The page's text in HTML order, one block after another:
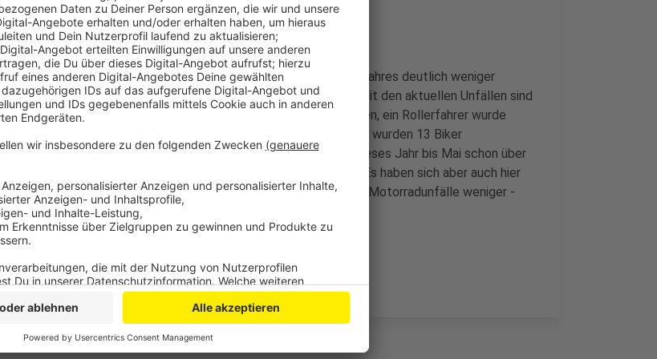
Anzeige
Vor allem im Oberbergischen sind in den ersten Monaten dieses Jahres deutlich weniger
Motorradunfälle passiert als im gleichen Zeitraum letztes Jahr: Mit den aktuellen Unfällen sind
es etwas über 20 Motorradunfälle, davon 10 mit Schwerverletzten, ein Rollerfahrer wurde
getötet. Im letzten Jahr waren es bis Mai schon 33 Unfälle, dabei wurden 13 Biker
schwerverletzt, einer getötet. Im Rheinisch-Bergischen hat es dieses Jahr bis Mai schon über
50 Unfälle gegeben - die Zahlen sind ähnlich wie im letzten Jahr. Es haben sich aber auch hier
im letzten Jahr mehr Biker schwerverletzt. Grundsätzlich werden Motorradunfälle weniger -
das führt die Polizei auch auf ihre gute Präventionsarbeit zurück.
Anzeige